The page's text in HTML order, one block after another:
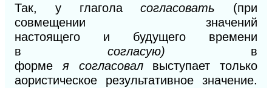
Так, у глаголасогласовать (при
совмещении значений
настоящего и будущего времени
в согласую) в
форме я согласовал выступает только
аористическое результативное значение.